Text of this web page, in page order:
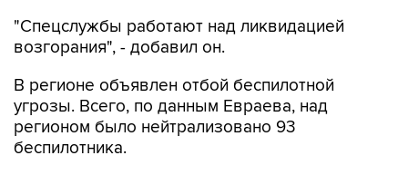
"Спецслужбы работают над ликвидацией
возгорания", - добавил он.
В регионе объявлен отбой беспилотной
угрозы. Всего, по данным Евраева, над
регионом было нейтрализовано 93
беспилотника.